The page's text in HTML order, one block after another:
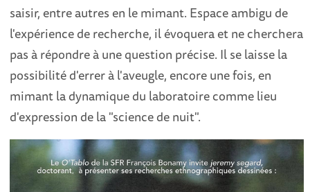
saisir, entre autres en le mimant. Espace ambigu de
l'expérience de recherche, il évoquera et ne cherchera
pas à répondre à une question précise. Il se laisse la
possibilité d'errer à l'aveugle, encore une fois, en
mimant la dynamique du laboratoire comme lieu
d'expression de la "science de nuit".